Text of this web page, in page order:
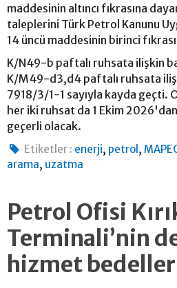
maddesinin altıncı fıkrasına
taleplerini Türk Petrol Kanunu
14 üncü maddesinin birinci
K/N49-b paftalı ruhsata ilişkin
K/M49-d3,d4 paftalı ruhsata
7918/3/1-1 sayıyla kayda geçti.
her iki ruhsat da 1 Ekim
geçerli olacak.
Etiketler : enerji, petrol ,
arama, uzatma
Petrol Ofisi
Terminali’nin
hizmet